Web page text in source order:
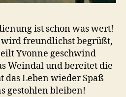
ist schon was wert!
freundlichst begrüßt,
Yvonne geschwind
Weindal und bereitet die
das Leben wieder Spaß
gestohlen bleiben!